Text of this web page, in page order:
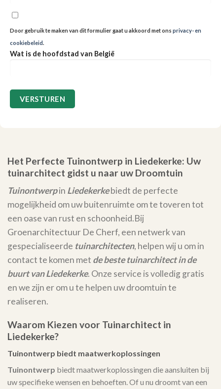
Door gebruik te maken van dit formulier gaat u akkoord met ons privacy- en
cookiebeleid.
Wat is de hoofdstad van België
Het Perfecte Tuinontwerp in Liedekerke: Uw
tuinarchitect gidst u naar uw Droomtuin
Tuinontwerpin Liedekerkebiedt de perfecte
mogelijkheid om uw buitenruimte om te toveren tot
een oase van rust en schoonheid.Bij
Groenarchitectuur De Cherf, een netwerk van
gespecialiseerde tuinarchitecten, helpen wij u om in
contact te komen met de beste tuinarchitect in de
buurt van Liedekerke. Onze service is volledig gratis
en we zijn er om u te helpen uw droomtuin te
realiseren.
Waarom Kiezen voor Tuinarchitect in
Liedekerke?
Tuinontwerp biedt maatwerkoplossingen
Tuinontwerp biedt maatwerkoplossingen die aansluiten bij
uw specifieke wensen en behoeften. Of u nu droomt van een